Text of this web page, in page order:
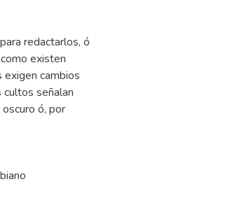
redactarlos, ó
existen
exigen cambios
señalan
ó, por